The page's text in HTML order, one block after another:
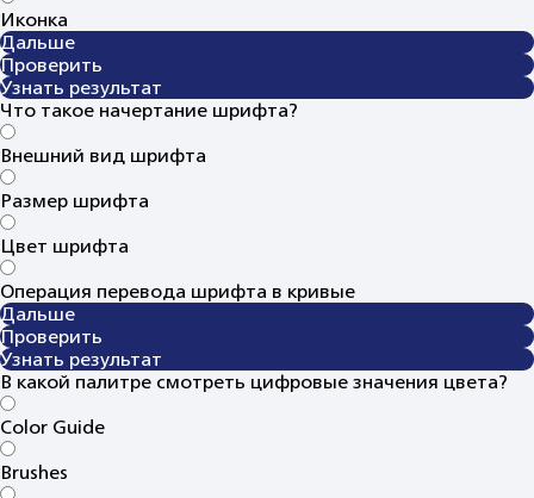
Иконка
Дальше
Проверить
Узнать результат
Что такое начертание шрифта?
Внешний вид шрифта
Размер шрифта
Цвет шрифта
Операция перевода шрифта в кривые
Дальше
Проверить
Узнать результат
В какой палитре смотреть цифровые значения цвета?
Color Guide
Brushes